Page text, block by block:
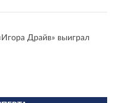
Драйв» выиграл